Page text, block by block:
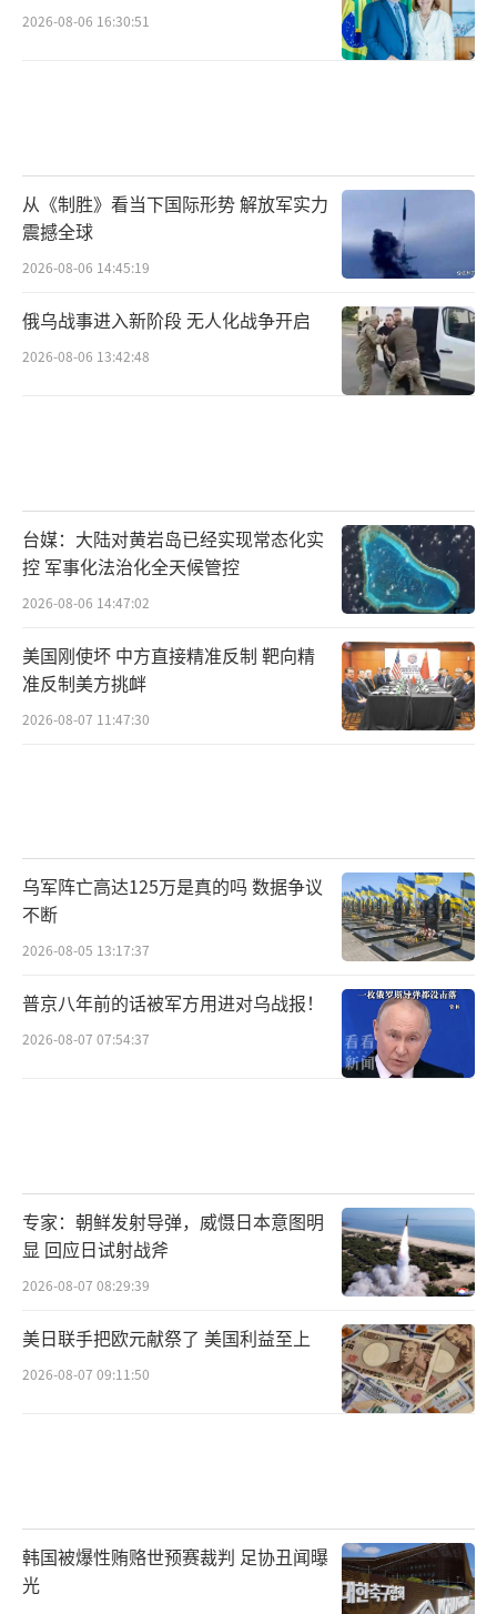
2026-08-06 16:30:51
从《制胜》看当下国际形势 解放军实力
震撼全球
2026-08-06 14:45:19
俄乌战事进入新阶段 无人化战争开启
2026-08-06 13:42:48
台媒：大陆对黄岩岛已经实现常态化实
控 军事化法治化全天候管控
2026-08-06 14:47:02
美国刚使坏 中方直接精准反制 靶向精
准反制美方挑衅
2026-08-07 11:47:30
乌军阵亡高达125万是真的吗 数据争议
不断
2026-08-05 13:17:37
普京八年前的话被军方用进对乌战报！
2026-08-07 07:54:37
专家：朝鲜发射导弹，威慑日本意图明
显 回应日试射战斧
2026-08-07 08:29:39
美日联手把欧元献祭了 美国利益至上
2026-08-07 09:11:50
韩国被爆性贿赂世预赛裁判 足协丑闻曝
光